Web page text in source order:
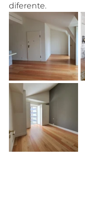
diferente.